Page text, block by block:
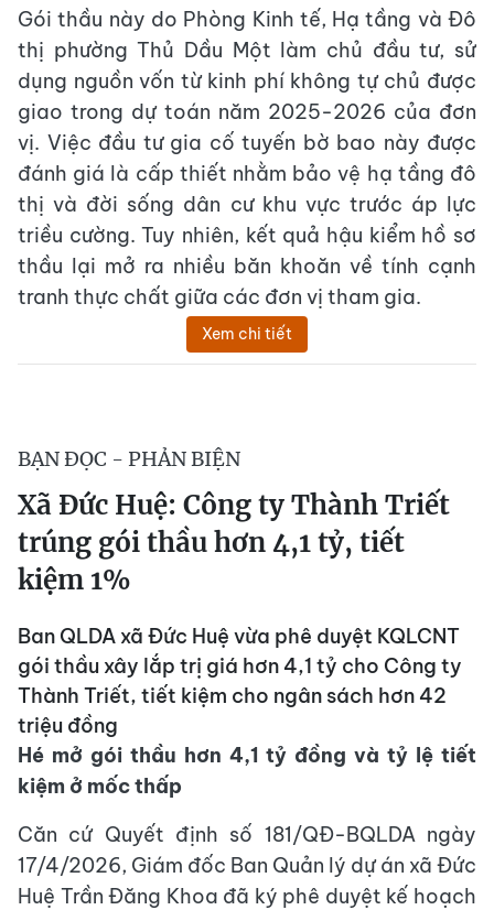
Gói thầu này do Phòng Kinh tế, Hạ tầng và Đô
thị phường Thủ Dầu Một làm chủ đầu tư, sử
dụng nguồn vốn từ kinh phí không tự chủ được
giao trong dự toán năm 2025-2026 của đơn
vị. Việc đầu tư gia cố tuyến bờ bao này được
đánh giá là cấp thiết nhằm bảo vệ hạ tầng đô
thị và đời sống dân cư khu vực trước áp lực
triều cường. Tuy nhiên, kết quả hậu kiểm hồ sơ
thầu lại mở ra nhiều băn khoăn về tính cạnh
tranh thực chất giữa các đơn vị tham gia.
Xem chi tiết
BẠN ĐỌC - PHẢN BIỆN
Xã Đức Huệ: Công ty Thành Triết
trúng gói thầu hơn 4,1 tỷ, tiết
kiệm 1%
Ban QLDA xã Đức Huệ vừa phê duyệt KQLCNT
gói thầu xây lắp trị giá hơn 4,1 tỷ cho Công ty
Thành Triết, tiết kiệm cho ngân sách hơn 42
triệu đồng
Hé mở gói thầu hơn 4,1 tỷ đồng và tỷ lệ tiết
kiệm ở mốc thấp
Căn cứ Quyết định số 181/QĐ-BQLDA ngày
17/4/2026, Giám đốc Ban Quản lý dự án xã Đức
Huệ Trần Đăng Khoa đã ký phê duyệt kế hoạch